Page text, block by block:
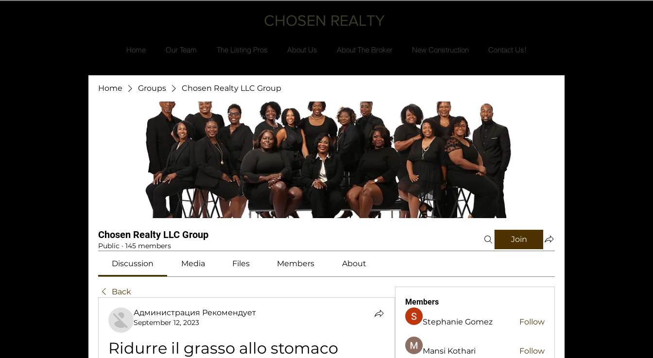
CHOSEN REALTY
Home Our Team The Listing Pros About Us About The Broker New Construction Contact Us!
Home Groups Chosen Realty LLC Group
Chosen Realty LLC Group
Public · 145 members
Join
Discussion Media Files Members About
Back
Администрация Рекомендует
September 12, 2023
Ridurre il grasso allo stomaco
Members
Stephanie Gomez Follow
Mansi Kothari Follow